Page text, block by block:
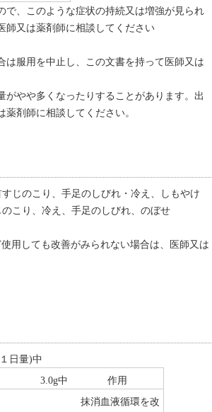
で、このような症状の持続又は増強が見られ
師又は薬剤師に相談してください
は服用を中止し、この文書を持って医師又は
がやや多くなったりすることがあります。出
剤師に相談してください。
じのこり、手足のしびれ・冷え、しもやけ
こり、冷え、手足のしびれ、のぼせ
用しても改善がみられない場合は、医師又は
日量)中
3.0g中 作用
抹消血液循環を改